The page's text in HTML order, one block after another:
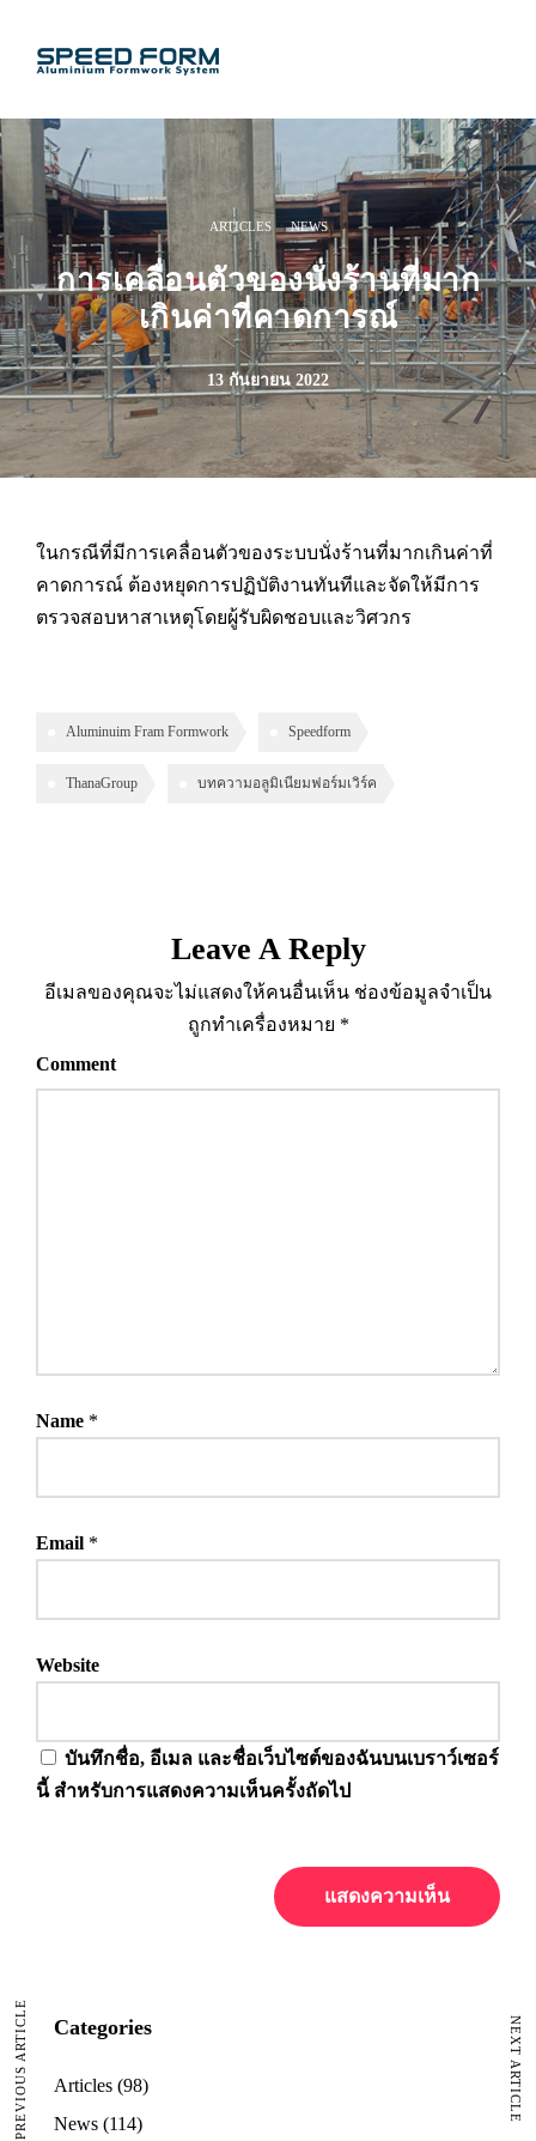
ARTICLES·NEWS
การเคลื่อนตัวของนั่งร้านที่มาก
เกินค่าที่คาดการณ์
13 กันยายน 2022
ในกรณีที่มีการเคลื่อนตัวของระบบนั่งร้านที่มากเกินค่าที่
คาดการณ์ ต้องหยุดการปฏิบัติงานทันทีและจัดให้มีการ
ตรวจสอบหาสาเหตุโดยผู้รับผิดชอบและวิศวกร
Aluminuim Fram Formwork Speedform
ThanaGroup บทความอลูมิเนียมฟอร์มเวิร์ค
Leave A Reply
อีเมลของคุณจะไม่แสดงให้คนอื่นเห็น ช่องข้อมูลจำเป็น
ถูกทำเครื่องหมาย *
Comment
Name *
Email *
Website
บันทึกชื่อ, อีเมล และชื่อเว็บไซต์ของฉันบนเบราว์เซอร์
นี้ สำหรับการแสดงความเห็นครั้งถัดไป
PREVIOUS ARTICLE NEXT ARTICLE
Categories
Articles (98)
News (114)